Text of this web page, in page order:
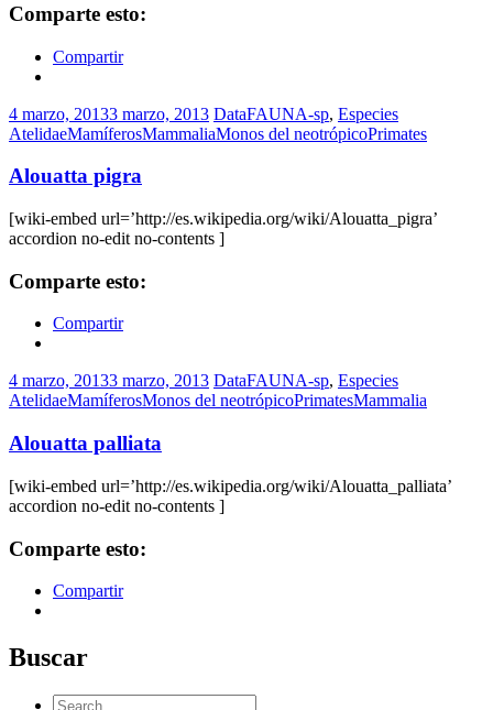
Comparte esto:
Compartir
4 marzo, 20133 marzo, 2013 DataFAUNA-sp, Especies
AtelidaeMamíferosMammaliaMonos del neotrópicoPrimates
Alouatta pigra
[wiki-embed url=’http://es.wikipedia.org/wiki/Alouatta_pigra’
accordion no-edit no-contents ]
Comparte esto:
Compartir
4 marzo, 20133 marzo, 2013 DataFAUNA-sp, Especies
AtelidaeMamíferosMonos del neotrópicoPrimatesMammalia
Alouatta palliata
[wiki-embed url=’http://es.wikipedia.org/wiki/Alouatta_palliata’
accordion no-edit no-contents ]
Comparte esto:
Compartir
Buscar